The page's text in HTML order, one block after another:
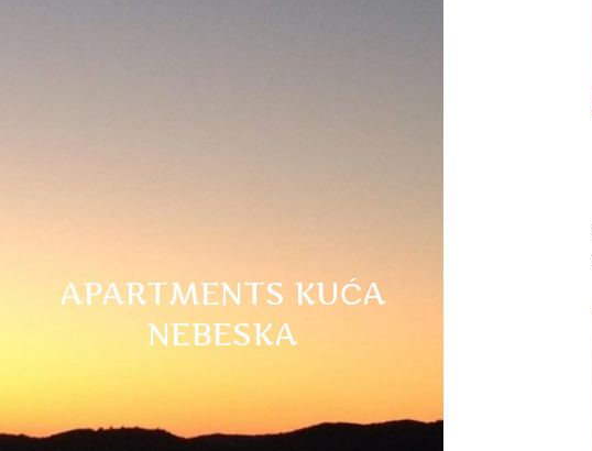
APARTMENTS KUĆA
NEBESKA